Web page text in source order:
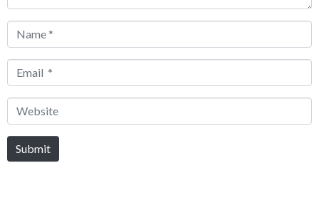
Name
Email
Website
Submit